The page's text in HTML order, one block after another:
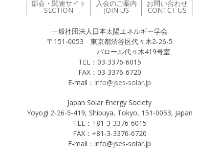
部会・関連サイト
SECTION
入会のご案内
JOIN US
お問い合わせ
CONTCT US
一般社団法人日本太陽エネルギー学会
〒151-0053 東京都渋谷区代々木2-26-5
バロール代々木419号室
TEL：03-3376-6015
FAX：03-3376-6720
E-mail： info@jses-solar.jp
Japan Solar Energy Society
Yoyogi 2-26-5-419, Shibuya, Tokyo, 151-0053, Japan
TEL：+81-3-3376-6015
FAX：+81-3-3376-6720
E-mail：info@jses-solar.jp